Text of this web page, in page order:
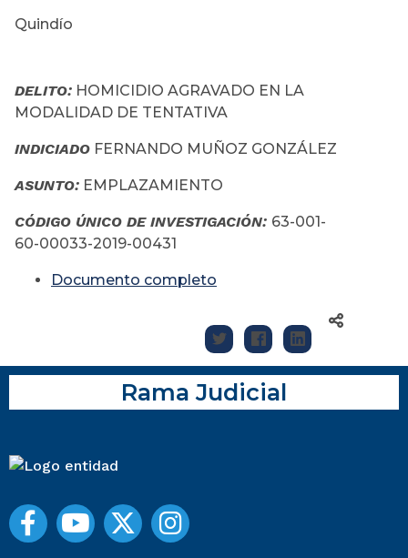
Quindío
DELITO: HOMICIDIO AGRAVADO EN LA
MODALIDAD DE TENTATIVA
INDICIADO FERNANDO MUÑOZ GONZÁLEZ
ASUNTO: EMPLAZAMIENTO
CÓDIGO ÚNICO DE INVESTIGACIÓN: 63-001-
60-00033-2019-00431
Documento completo
Rama Judicial